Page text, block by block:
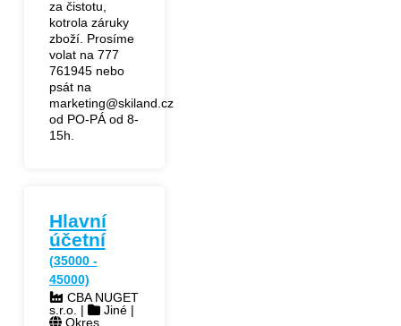
za čistotu,
kotrola záruky
zboží. Prosíme
volat na 777
761945 nebo
psát na
marketing@skiland.cz
od PO-PÁ od 8-
15h.
Hlavní
účetní
(35000 -
45000)
CBA NUGET
s.r.o. |
Jiné |
Okres